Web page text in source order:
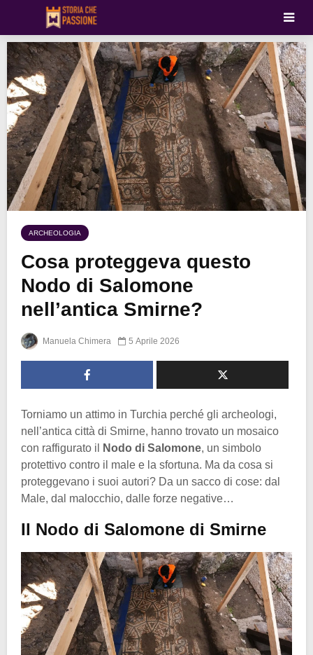
ARCHEOLOGIA
Cosa proteggeva questo
Nodo di Salomone
nell’antica Smirne?
Manuela Chimera 5 Aprile 2026
Torniamo un attimo in Turchia perché gli archeologi,
nell’antica città di Smirne, hanno trovato un mosaico
con raffigurato il
Nodo di Salomone, un simbolo
protettivo contro il male e la sfortuna. Ma da cosa si
proteggevano i suoi autori? Da un sacco di cose: dal
Male, dal malocchio, dalle forze negative…
Il Nodo di Salomone di Smirne